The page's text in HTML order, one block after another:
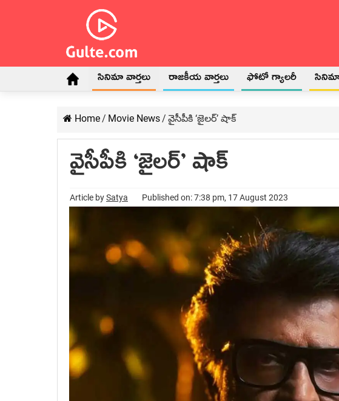
సినిమా వార్తలు రాజకీయ వార్తలు ఫోటో గ్యాలరీ సినిమా
Home/ Movie News/ వైసీపీకి ‘జైలర్’ షాక్
వైసీపీకి ‘జైలర్’ షాక్
Article bySatya Published on: 7:38 pm, 17 August 2023